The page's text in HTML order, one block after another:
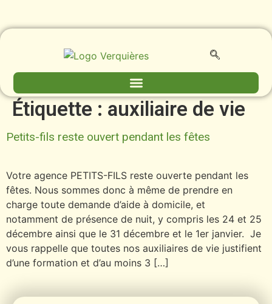
Étiquette : auxiliaire de vie
Petits-fils reste ouvert pendant les fêtes
Votre agence PETITS-FILS reste ouverte pendant les
fêtes. Nous sommes donc à même de prendre en
charge toute demande d’aide à domicile, et
notamment de présence de nuit, y compris les 24 et 25
décembre ainsi que le 31 décembre et le 1er janvier. Je
vous rappelle que toutes nos auxiliaires de vie justifient
d’une formation et d’au moins 3 […]